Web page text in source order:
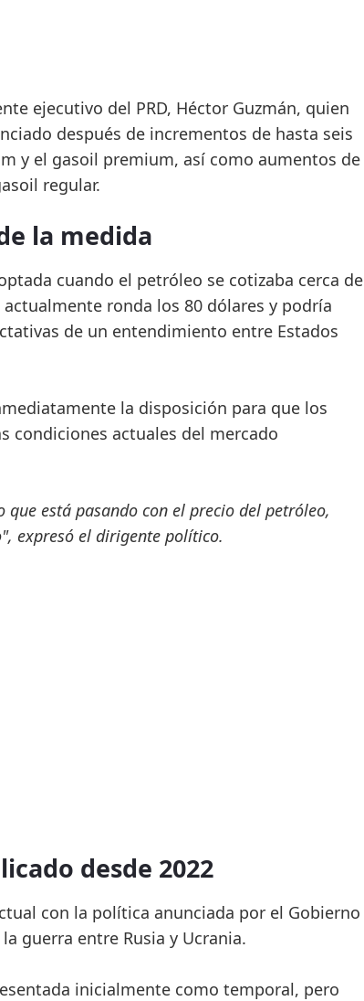
ejecutivo del PRD, Héctor Guzmán, quien
después de incrementos de hasta seis
y el gasoil premium, así como aumentos de
regular.
la medida
cuando el petróleo se cotizaba cerca de
ronda los 80 dólares y podría
de un entendimiento entre Estados
la disposición para que los
condiciones actuales del mercado
está pasando con el precio del petróleo,
expresó el dirigente político.
desde 2022
con la política anunciada por el Gobierno
guerra entre Rusia y Ucrania.
inicialmente como temporal, pero